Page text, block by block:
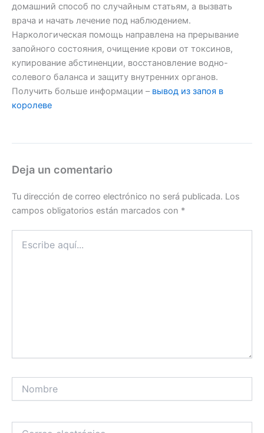
домашний способ по случайным статьям, а вызвать
врача и начать лечение под наблюдением.
Наркологическая помощь направлена на прерывание
запойного состояния, очищение крови от токсинов,
купирование абстиненции, восстановление водно-
солевого баланса и защиту внутренних органов.
Получить больше информации – вывод из запоя в
королеве
Deja un comentario
Tu dirección de correo electrónico no será publicada. Los
campos obligatorios están marcados con *
aquí...